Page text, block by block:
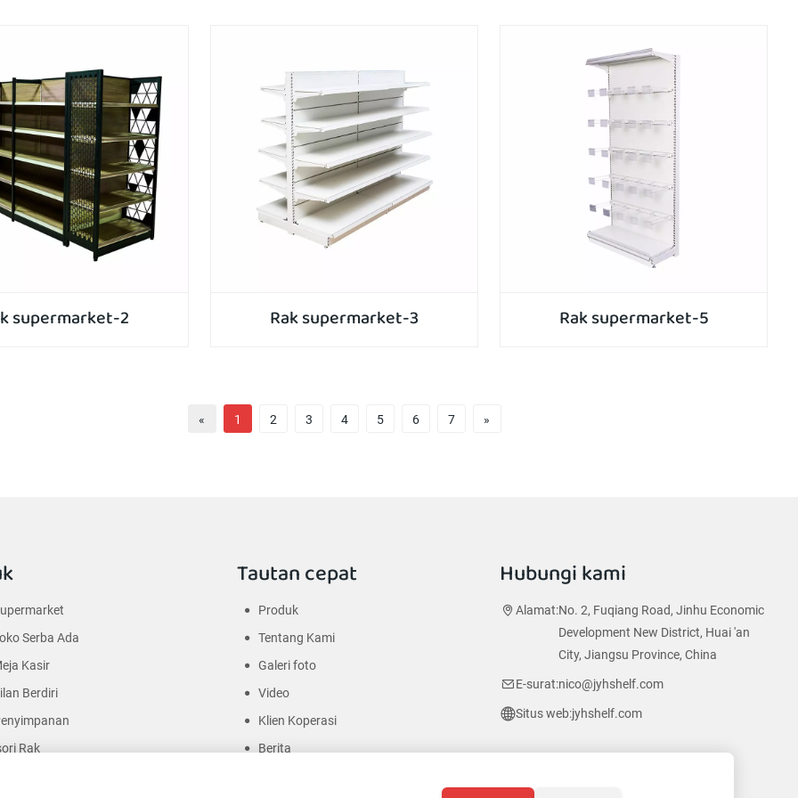
supermarket-2 Rak supermarket-3 Rak supermarket-5
« 1 2 3 4 5 6 7 »
Serba Ada
Kasir
Berdiri
Rak
Tautan cepat
Produk
Tentang Kami
Galeri foto
Video
Klien Koperasi
Berita
Hubungi kami
Alamat:No. 2, Fuqiang Road, Jinhu Economic
Development New District, Huai 'an
City, Jiangsu Province, China
E-surat:nico@jyhshelf.com
Situs web:jyhshelf.com